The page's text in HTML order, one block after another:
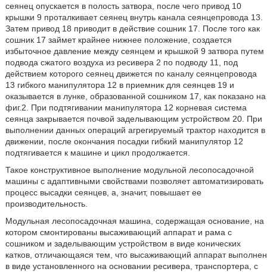
сеянец опускается в полость затвора, после чего привод 10
крышки 9 проталкивает сеянец внутрь канала сеянцепровода 13.
Затем привод 18 приводит в действие сошник 17. После того как
сошник 17 займет крайнее нижнее положение, создается
избыточное давление между сеянцем и крышкой 9 затвора путем
подвода сжатого воздуха из ресивера 2 по подводу 11, под
действием которого сеянец движется по каналу сеянцепровода
13 гибкого манипулятора 12 в приемник для сеянцев 19 и
оказывается в лунке, образованной сошником 17, как показано на
фиг.2. При подтягивании манипулятора 12 корневая система
сеянца закрывается почвой заделывающим устройством 20. При
выполнении данных операций агрегируемый трактор находится в
движении, после окончания посадки гибкий манипулятор 12
подтягивается к машине и цикл продолжается.
Такое конструктивное выполнение модульной лесопосадочной
машины с адаптивными свойствами позволяет автоматизировать
процесс высадки сеянцев, а, значит, повышает ее
производительность.
Модульная лесопосадочная машина, содержащая основание, на
котором смонтированы высаживающий аппарат и рама с
сошником и заделывающим устройством в виде конических
катков, отличающаяся тем, что высаживающий аппарат выполнен
в виде установленного на основании ресивера, транспортера, с